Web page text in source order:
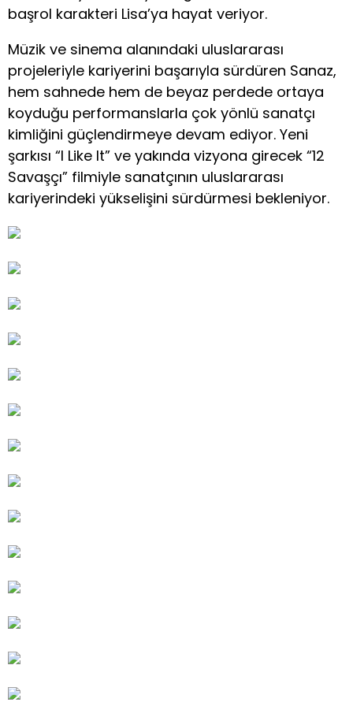
başrol karakteri Lisa’ya hayat veriyor.
Müzik ve sinema alanındaki uluslararası
projeleriyle kariyerini başarıyla sürdüren Sanaz,
hem sahnede hem de beyaz perdede ortaya
koyduğu performanslarla çok yönlü sanatçı
kimliğini güçlendirmeye devam ediyor. Yeni
şarkısı “I Like It” ve yakında vizyona girecek “12
Savaşçı” filmiyle sanatçının uluslararası
kariyerindeki yükselişini sürdürmesi bekleniyor.